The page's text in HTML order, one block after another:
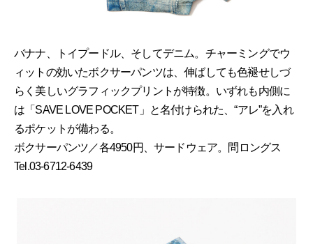
バナナ、トイプードル、そしてデニム。チャーミングでウ
ィットの効いたボクサーパンツは、伸ばしても色褪せしづ
らく美しいグラフィックプリントが特徴。いずれも内側に
は「SAVE LOVE POCKET」と名付けられた、“アレ”を入れ
るポケットが備わる。
ボクサーパンツ／各4950円、サードウェア。問ロングス
Tel.03-6712-6439